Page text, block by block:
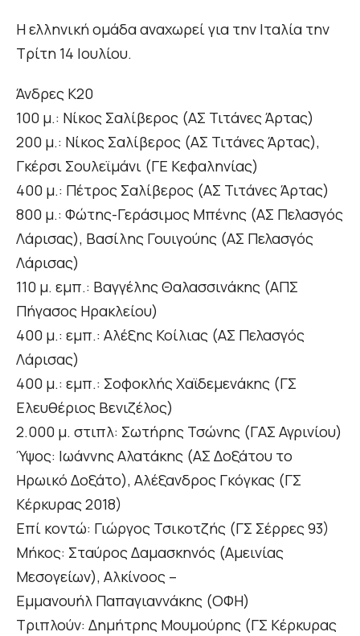
Η ελληνική ομάδα αναχωρεί για την Ιταλία την
Τρίτη 14 Ιουλίου.
Άνδρες Κ20
100 μ.: Νίκος Σαλίβερος (ΑΣ Τιτάνες Άρτας)
200 μ.: Νίκος Σαλίβερος (ΑΣ Τιτάνες Άρτας),
Γκέρσι Σουλεϊμάνι (ΓΕ Κεφαληνίας)
400 μ.: Πέτρος Σαλίβερος (ΑΣ Τιτάνες Άρτας)
800 μ.: Φώτης-Γεράσιμος Μπένης (ΑΣ Πελασγός
Λάρισας), Βασίλης Γουιγούης (ΑΣ Πελασγός
Λάρισας)
110 μ. εμπ.: Βαγγέλης Θαλασσινάκης (ΑΠΣ
Πήγασος Ηρακλείου)
400 μ.: εμπ.: Αλέξης Κοίλιας (ΑΣ Πελασγός
Λάρισας)
400 μ.: εμπ.: Σοφοκλής Χαϊδεμενάκης (ΓΣ
Ελευθέριος Βενιζέλος)
2.000 μ. στιπλ: Σωτήρης Τσώνης (ΓΑΣ Αγρινίου)
Ύψος: Ιωάννης Αλατάκης (ΑΣ Δοξάτου το
Ηρωικό Δοξάτο), Αλέξανδρος Γκόγκας (ΓΣ
Κέρκυρας 2018)
Επί κοντώ: Γιώργος Τσικοτζής (ΓΣ Σέρρες 93)
Μήκος: Σταύρος Δαμασκηνός (Αμεινίας
Μεσογείων), Αλκίνοος –
Εμμανουήλ Παπαγιαννάκης (ΟΦΗ)
Τριπλούν: Δημήτρης Μουμούρης (ΓΣ Κέρκυρας